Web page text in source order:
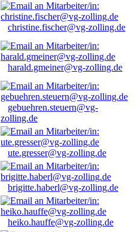
christine.fischer@vg-zolling.de
harald.gmeiner@vg-zolling.de
gebuehren.steuern@vg-
zolling.de
ute.gresser@vg-zolling.de
brigitte.haberl@vg-zolling.de
heiko.hauffe@vg-zolling.de